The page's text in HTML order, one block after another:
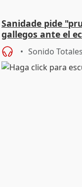
Sanidade pide
gallegos ante el
Sonido Totales